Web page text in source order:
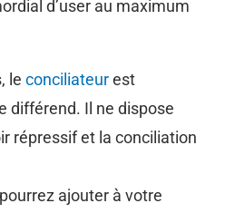
d’user au maximum
le conciliateurest
différend. Il ne dispose
répressif et la conciliation
ajouter à votre